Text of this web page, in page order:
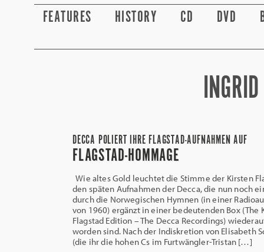
FEATURES HISTORY CD DVD
DECCA POLIERT IHRE FLAGSTAD-AUFNAHMEN AUF
FLAGSTAD-HOMMAGE
Wie altes Gold leuchtet die Stimme der Kirsten
den späten Aufnahmen der Decca, die nun noch
durch die Norwegischen Hymnen (in einer
von 1960) ergänzt in einer bedeutenden Box (The
Flagstad Edition – The Decca Recordings)
worden sind. Nach der Indiskretion von Elisabeth
(die ihr die hohen Cs im Furtwängler-Tristan […]